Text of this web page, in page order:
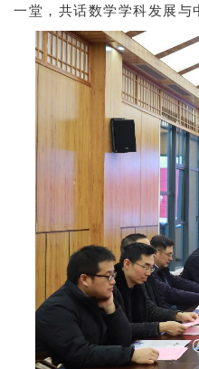
一堂，共话数学学科发展与